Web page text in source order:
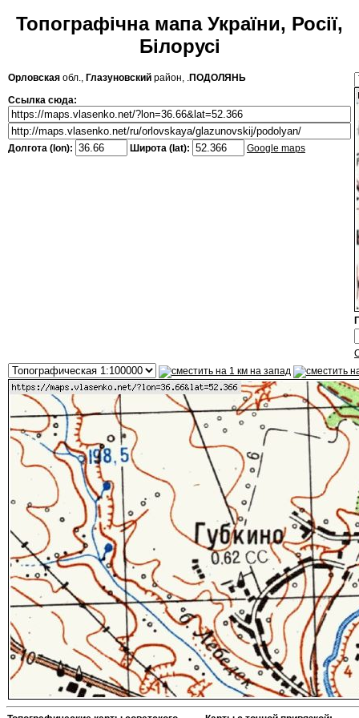
Топографічна мапа України, Росії,
Білорусі
Орловская обл., Глазуновский район, .ПОДОЛЯНЬ
Ссылка сюда:
Долгота (lon): Широта (lat): Google maps